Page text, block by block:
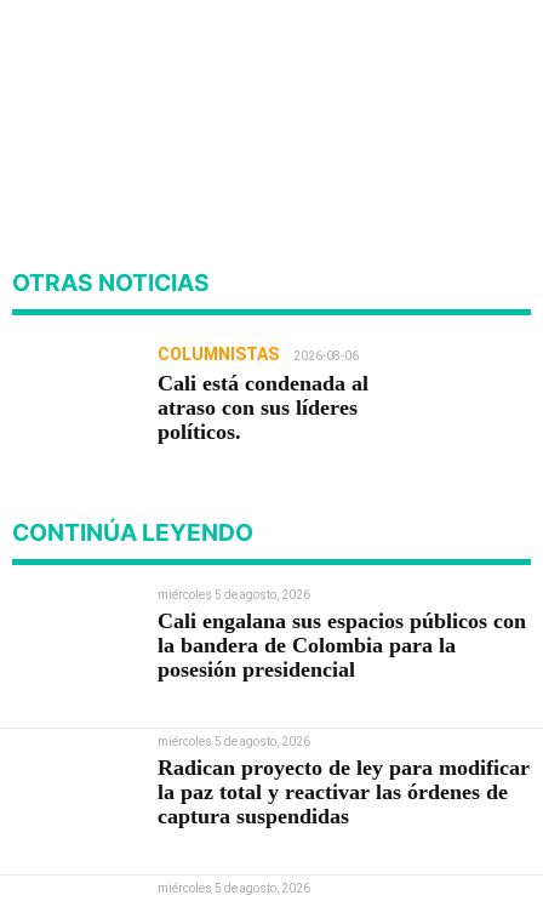
OTRAS NOTICIAS
COLUMNISTAS 2026-08-06
Cali está condenada al
atraso con sus líderes
políticos.
CONTINÚA LEYENDO
miércoles 5 de agosto, 2026
Cali engalana sus espacios públicos con
la bandera de Colombia para la
posesión presidencial
miércoles 5 de agosto, 2026
Radican proyecto de ley para modificar
la paz total y reactivar las órdenes de
captura suspendidas
miércoles 5 de agosto, 2026